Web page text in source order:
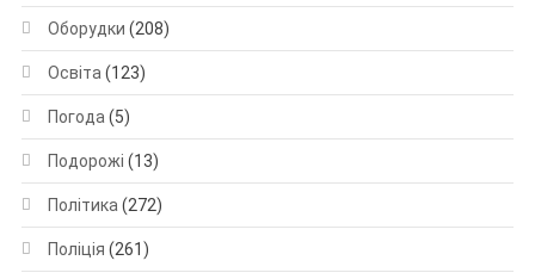
Оборудки (208)
Освіта (123)
Погода (5)
Подорожі (13)
Політика (272)
Поліція (261)